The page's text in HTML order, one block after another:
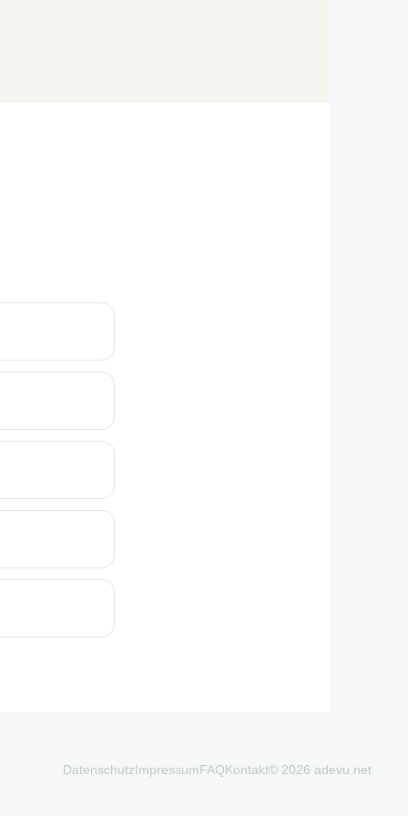
DatenschutzImpressumFAQKontakt© 2026 adevu.net